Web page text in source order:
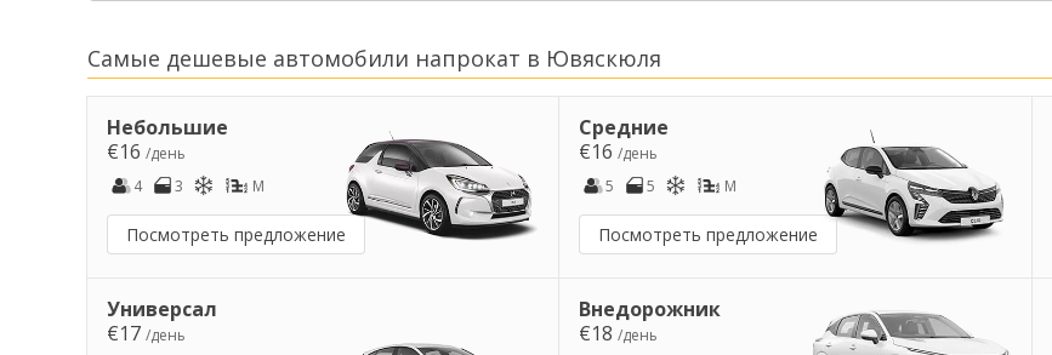
Самые дешевые автомобили напрокат в Ювяскюля
Небольшие
€16 /день
4
3 M
Посмотреть предложение
Средние
€16/день
5
5 M
Посмотреть предложение
Универсал
€17 /день
Внедорожник
€18/день